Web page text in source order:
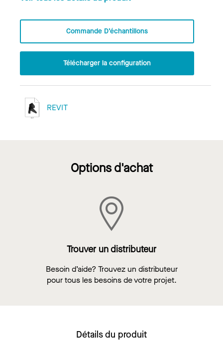
Commande D’échantillons
Télécharger la configuration
REVIT
Options d'achat
Trouver un distributeur
Besoin d’aide? Trouvez un distributeur
pour tous les besoins de votre projet.
Détails du produit